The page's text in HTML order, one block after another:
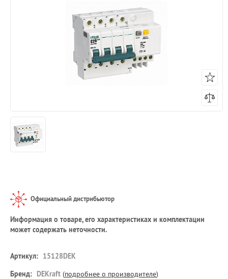
Официальный дистрибьютор
Информация о товаре, его характеристиках и комплектации
может содержать неточности.
Артикул: 15128DEK
Бренд: DEKraft (подробнее о производителе)